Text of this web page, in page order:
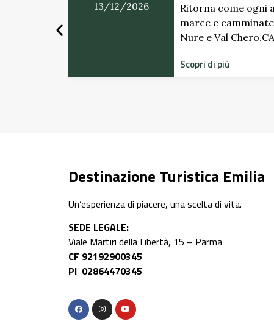
anno il ricco calendario di
in programma tra Val
…
31/12/2026
Destinazione Turistica Emilia
Un’esperienza di piacere, una scelta di vita.
SEDE LEGALE:
Viale Martiri della Libertà, 15 – Parma
CF 92192900345
PI 02864470345